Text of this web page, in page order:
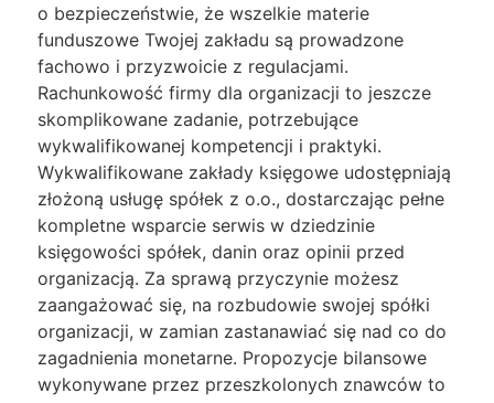
o bezpieczeństwie, że wszelkie materie
funduszowe Twojej zakładu są prowadzone
fachowo i przyzwoicie z regulacjami.
Rachunkowość firmy dla organizacji to jeszcze
skomplikowane zadanie, potrzebujące
wykwalifikowanej kompetencji i praktyki.
Wykwalifikowane zakłady księgowe udostępniają
złożoną usługę spółek z o.o., dostarczając pełne
kompletne wsparcie serwis w dziedzinie
księgowości spółek, danin oraz opinii przed
organizacją. Za sprawą przyczynie możesz
zaangażować się, na rozbudowie swojej spółki
organizacji, w zamian zastanawiać się nad co do
zagadnienia monetarne. Propozycje bilansowe
wykonywane przez przeszkolonych znawców to